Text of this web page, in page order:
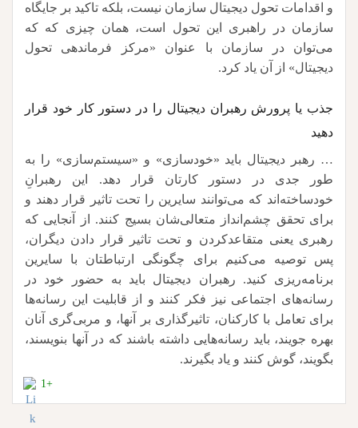
و اقدامات تحول دیجیتال سازمان نیست، بلکه تاکید بر جایگاه
سازمان در راهبری این تحول است، همان چیزی که که
می‌توان در سازمان با عنوان «مرکز فرماندهی تحول
دیجیتال» از آن یاد کرد.
جذب یا پرورش رهبران دیجیتال را در دستور کار خود قرار
دهید
… رهبر دیجیتال باید «خودسازی» و «سیستم‌سازی» را به
طور جدی در دستور کارتان قرار دهد. این رهبرانِ
خودساخته‌اند که می‌توانند سایرین را تحت تاثیر قرار دهند و
برای تحقق چشم‌انداز متعالی‌شان بسیج کنند. از آنجایی که
رهبری یعنی متقاعدکردن و تحت تاثیر قرار دادن دیگران،
پس توصیه می‌کنیم برای چگونگی ارتباطتان با سایرین
برنامه‌ریزی کنید. رهبران دیجیتال باید به حضور خود در
رسانه‌های اجتماعی نیز فکر کنند و از قابلیت این رسانه‌ها
برای تعامل با کارکنان، تاثیرگذاری بر آنها، و مربی‌گری آنان
بهره جویند، باید رسانه‌هایی داشته باشند که در آنها بنویسند،
بگویند، گوش کنند و یاد بگیرند.
+1